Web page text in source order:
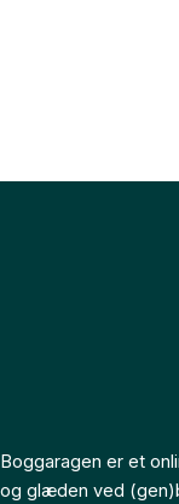
Boggaragen er et
og glæden ved